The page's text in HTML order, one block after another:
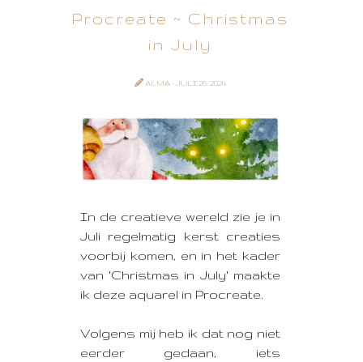
Procreate ~ Christmas
in July
ALMA - JULI 26, 2024
In de creatieve wereld zie je in
Juli regelmatig kerst creaties
voorbij komen, en in het kader
van 'Christmas in July' maakte
ik deze aquarel in Procreate.
Volgens mij heb ik dat nog niet
eerder gedaan, iets